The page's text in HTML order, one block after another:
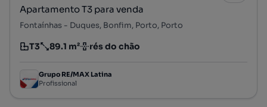
Apartamento T3 para venda
Fontaínhas - Duques, Bonfim, Porto, Porto
Tipologia
T3
Preço por metro quadrado
89.1 m²
Andar rés do chão
Grupo RE/MAX Latina
Profissional